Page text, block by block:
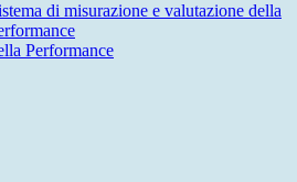
di misurazione e valutazione della
Performance